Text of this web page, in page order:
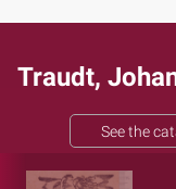
Traudt,
See the